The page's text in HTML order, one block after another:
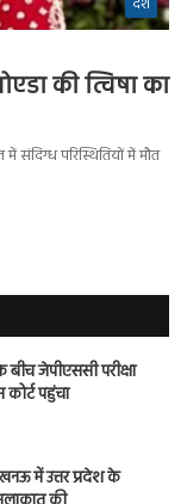
की त्विषा का
संदिग्ध परिस्थितियों में मौत
बीच जेपीएससी परीक्षा
पहुंचा
में उत्तर प्रदेश के